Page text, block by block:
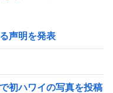
声明を発表
、爆死
初ハワイの写真を投稿